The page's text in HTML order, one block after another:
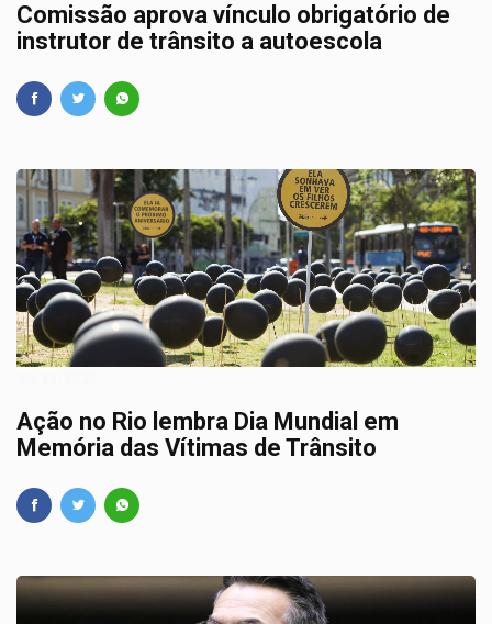
Comissão aprova vínculo obrigatório de
instrutor de trânsito a autoescola
Ação no Rio lembra Dia Mundial em
Memória das Vítimas de Trânsito